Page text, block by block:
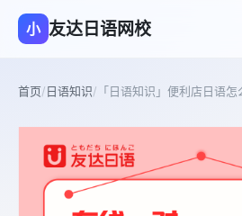
小 友达日语网校
首页/日语知识/ 「日语知识」便利店日语